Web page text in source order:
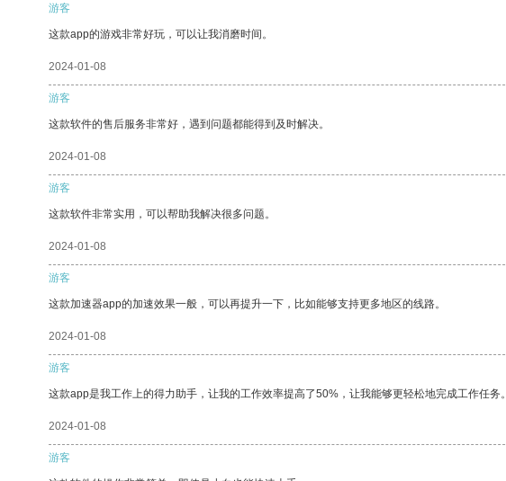
游客
这款app的游戏非常好玩，可以让我消磨时间。
2024-01-08
游客
这款软件的售后服务非常好，遇到问题都能得到及时解决。
2024-01-08
游客
这款软件非常实用，可以帮助我解决很多问题。
2024-01-08
游客
这款加速器app的加速效果一般，可以再提升一下，比如能够支持更多地区的线路。
2024-01-08
游客
这款app是我工作上的得力助手，让我的工作效率提高了50%，让我能够更轻松地完成工作任务。
2024-01-08
游客